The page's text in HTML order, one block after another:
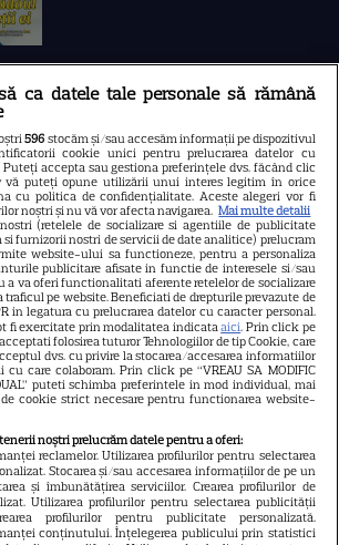
Libertatea
Libertatea pentru femei
GSP
Știri mondene
Avantaje
Elle
Unica
Retete practice
URMĂREȘTE-NE PE
Romania – Toate Drepturile rezervate
ca datele tale personale să rămână
596 stocăm și/sau accesăm informații pe dispozitivul
cookie unici pentru prelucrarea datelor cu
Puteți accepta sau gestiona preferințele dvs. făcând clic
vă puteți opune utilizării unui interes legitim în orice
cu politica de confidențialitate. Aceste alegeri vor fi
noștri și nu vă vor afecta navigarea. Mai multe detalii
(retelele de socializare si agentiile de publicitate
si furnizorii nostri de servicii de date analitice) prelucram
website-ului sa functioneze, pentru a personaliza
publicitare afisate in functie de interesele si/sau
a va oferi functionalitati aferente retelelor de socializare
traficul pe website. Beneficiati de drepturile prevazute de
in legatura cu prelucrarea datelor cu caracter personal.
fi exercitate prin modalitatea indicataaici. Prin click pe
acceptati folosirea tuturor Tehnologiilor de tip Cookie, care
dvs. cu privire la stocarea/accesarea informatiilor
cu care colaboram. Prin click pe “VREAU SA MODIFIC
puteti schimba preferintele in mod individual, mai
cookie strict necesare pentru functionarea website-
noștri prelucrăm datele pentru a oferi:
reclamelor. Utilizarea profilurilor pentru selectarea
Stocarea și/sau accesarea informațiilor de pe un
și îmbunătățirea serviciilor. Crearea profilurilor de
Utilizarea profilurilor pentru selectarea publicității
profilurilor pentru publicitate personalizată.
conținutului. Înțelegerea publicului prin statistici